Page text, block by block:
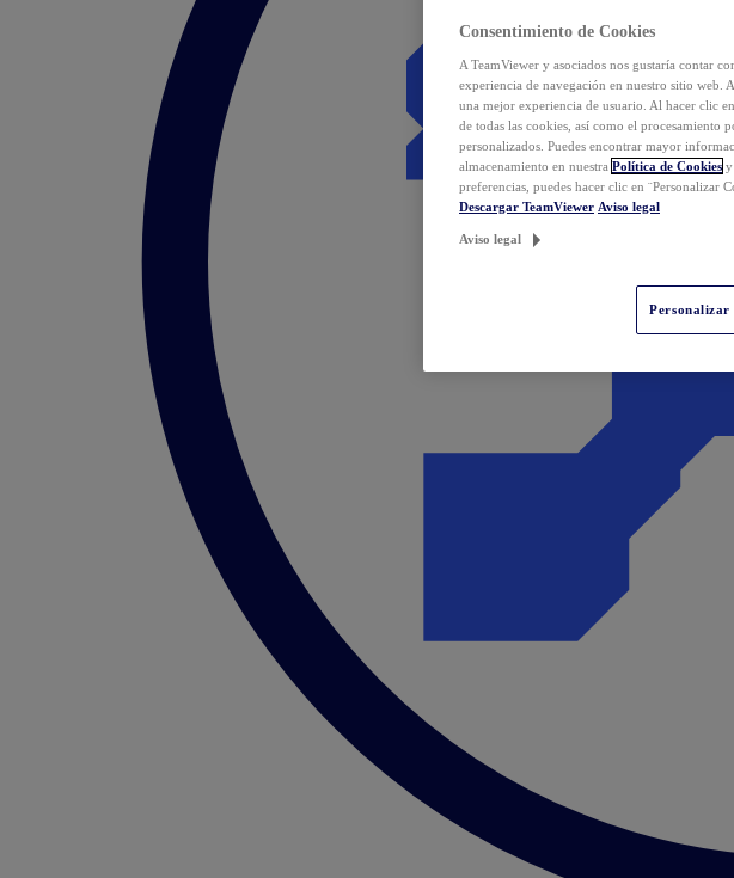
Consentimiento de Cookies
A TeamViewer y asociados nos gustaría contar
experiencia de navegación en nuestro sitio web.
una mejor experiencia de usuario. Al hacer clic en
de todas las cookies, así como el procesamiento
personalizados. Puedes encontrar mayor
almacenamiento en nuestra Política de Cookies y
preferencias, puedes hacer clic en ¨Personalizar
Descargar TeamViewer Aviso legal
Aviso legal
Personalizar